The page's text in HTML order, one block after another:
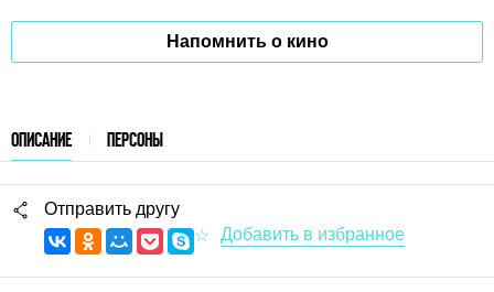
Напомнить о кино
ОПИСАНИЕ ПЕРСОНЫ
Отправить другу